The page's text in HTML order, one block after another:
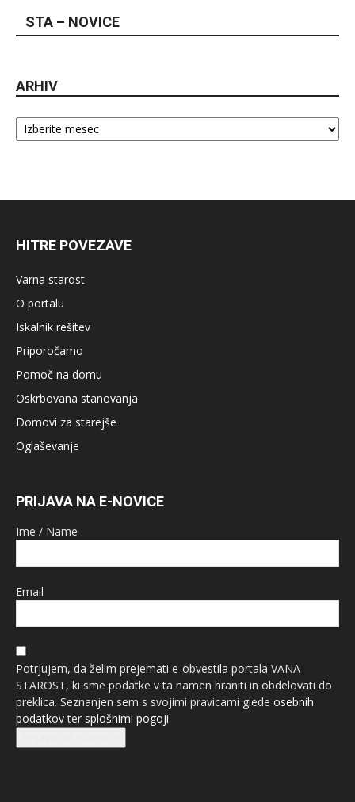
STA – NOVICE
ARHIV
Arhiv
HITRE POVEZAVE
Varna starost
O portalu
Iskalnik rešitev
Priporočamo
Pomoč na domu
Oskrbovana stanovanja
Domovi za starejše
Oglaševanje
PRIJAVA NA E-NOVICE
Ime / Name
Email
Potrjujem, da želim prejemati e-obvestila portala VANA
STAROST, ki sme podatke v ta namen hraniti in obdelovati do
preklica. Seznanjen sem s svojimi pravicami glede osebnih
podatkovter splošnimi pogoji